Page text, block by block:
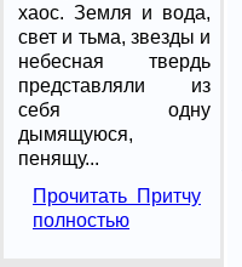
хаос. Земля и вода,
свет и тьма, звезды и
небесная твердь
представляли из
себя одну
дымящуюся,
пенящу...
Прочитать Притчу
полностью